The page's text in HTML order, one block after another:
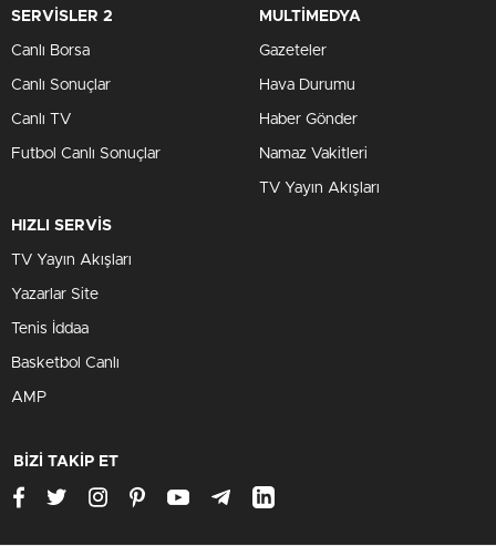
SERVİSLER 2
Canlı Borsa
Canlı Sonuçlar
Canlı TV
Futbol Canlı Sonuçlar
MULTİMEDYA
Gazeteler
Hava Durumu
Haber Gönder
Namaz Vakitleri
TV Yayın Akışları
HIZLI SERVİS
TV Yayın Akışları
Yazarlar Site
Tenis İddaa
Basketbol Canlı
AMP
BİZİ TAKİP ET